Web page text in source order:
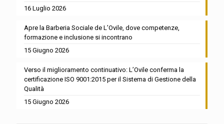
16 Luglio 2026
Apre la Barberia Sociale de L’Ovile, dove competenze,
formazione e inclusione si incontrano
15 Giugno 2026
Verso il miglioramento continuativo: L’Ovile conferma la
certificazione ISO 9001:2015 per il Sistema di Gestione della
Qualità
15 Giugno 2026